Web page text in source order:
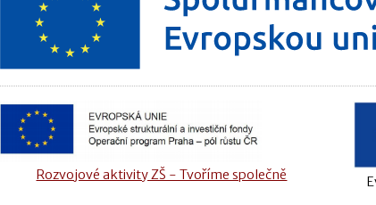
Rozvojové aktivity ZŠ - Tvoříme společně